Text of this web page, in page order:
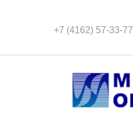
+7 (4162) 57-33-77